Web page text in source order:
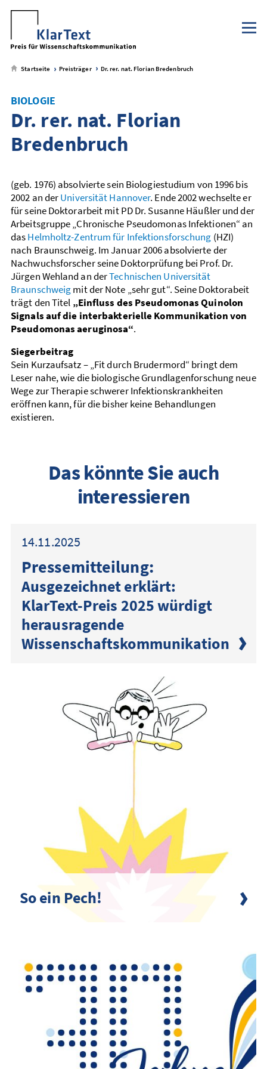
zum
Metamenü
zum
Hauptmenü
zum
Seiteninhalt
zum
Footer-
Menü
Startseite Preisträger Dr. rer. nat. Florian Bredenbruch
BIOLOGIE
Dr. rer. nat. Florian
Bredenbruch
(geb. 1976) absolvierte sein Biologiestudium von 1996 bis
2002 an derUniversität Hannover. Ende 2002 wechselte er
für seine Doktorarbeit mit PD Dr. Susanne Häußler und der
Arbeitsgruppe „Chronische Pseudomonas Infektionen“ an
dasHelmholtz-Zentrum für Infektionsforschung (HZI)
nach Braunschweig. Im Januar 2006 absolvierte der
Nachwuchsforscher seine Doktorprüfung bei Prof. Dr.
Jürgen Wehland an derTechnischen Universität
Braunschweigmit der Note „sehr gut“. Seine Doktorabeit
trägt den Titel „Einfluss des Pseudomonas Quinolon
Signals auf die interbakterielle Kommunikation von
Pseudomonas aeruginosa“.
Siegerbeitrag
Sein Kurzaufsatz – „Fit durch Brudermord“ bringt dem
Leser nahe, wie die biologische Grundlagenforschung neue
Wege zur Therapie schwerer Infektionskrankheiten
eröffnen kann, für die bisher keine Behandlungen
existieren.
Das könnte Sie auch
interessieren
14.11.2025
Presse­mitteilung:
Ausgezeichnet erklärt:
KlarText-Preis 2025 würdigt
herausragende
Wissenschaftskommunikation
So ein Pech!